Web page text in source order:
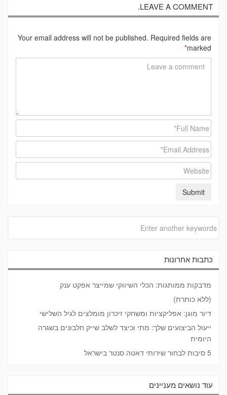
LEAVE A COMMENT.
Your email address will not be published. Required fields are
marked
*
כתבות אחרונות
מדבקות ממותגות: הכלי השיווקי שמייצר אפקט ענק
(ללא כותרת)
דיור מוגן: אפליקציות ומשחקי זיכרון מומלצים לגיל השלישי
ייעול הביצועים שלך: מתי וכיצד לשלב שייק חלבונים בשגרה
היומית
5 סיבות לבחור שירותי דאטה סנטר בישראל
עוד נושאים מעניינים